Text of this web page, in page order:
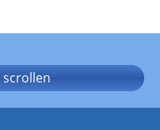
scrollen